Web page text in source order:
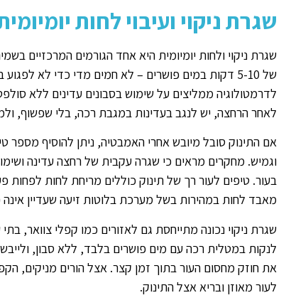
שגרת ניקוי ועיבוי לחות
שגרת ניקוי ולחות יומיומית היא אחד הגורמים המרכזיים
של 5-10 דקות במים פושרים – לא חמים מדי כדי לא
לדרמטולוגיה ממליצים על שימוש בסבונים עדינים ללא
לאחר הרחצה, יש לנגב בעדינות במגבת רכה, בלי שפשוף,
אם התינוק סובל מיובש אחרי האמבטיה, ניתן להוסיף מספר
וגמיש. מחקרים מראים כי שגרה עקבית של רחצה עדינה
בעור. טיפים לעור רך של תינוק כוללים מריחת לחות לפחות
מאבד לחות במהירות בשל מערכת בלוטות זיעה שעדיין
שגרת ניקוי נכונה מתייחסת גם לאזורים כמו קפלי צוואר,
לנקות במטלית רכה עם מים פושרים בלבד, ללא סבון,
את חוזק מחסום העור בתוך זמן קצר. אצל הורים מניקים,
לעור מאוזן ובריא אצל התינוק.